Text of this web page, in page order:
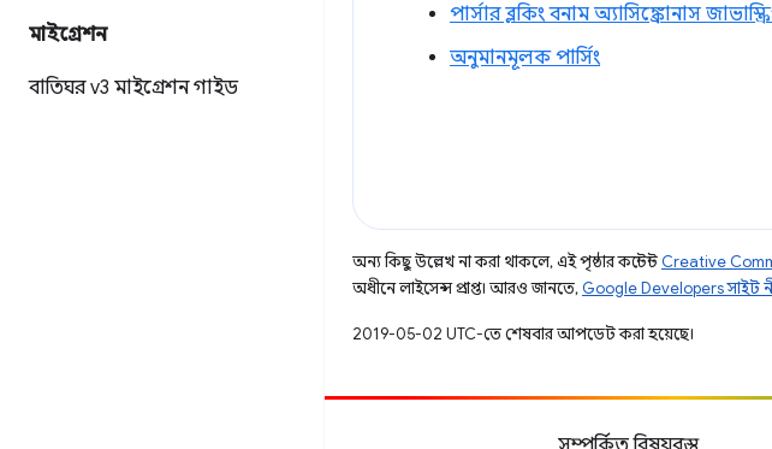
মাইগ্রেশন
বাতিঘর v3 মাইগ্রেশন গাইড
পার্সার ব্লকিং বনাম অ্যাসিঙ্ক্রোনাস
অনুমানমূলক পার্সিং
অন্য কিছু উল্লেখ না করা থাকলে, এই পৃষ্ঠার কন্টেন্ট Creative
অধীনে লাইসেন্স প্রাপ্ত। আরও জানতে, Google Developers সাইট
2019-05-02 UTC-তে শেষবার আপডেট করা হয়েছে।